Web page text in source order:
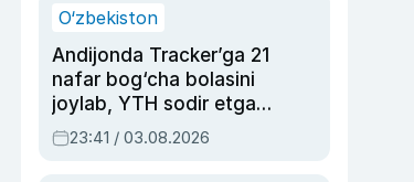
O‘zbekiston
Andijonda Tracker’ga 21
nafar bog‘cha bolasini
joylab, YTH sodir etgan
ayolga sud hukmi o‘qildi
23:41 / 03.08.2026